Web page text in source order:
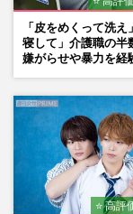
「皮をめくって洗え
寝して」介護職の半
嫌がらせや暴力を経
⭐ 高評